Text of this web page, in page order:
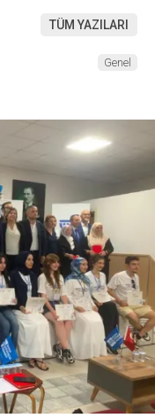
TÜM YAZILARI
Genel